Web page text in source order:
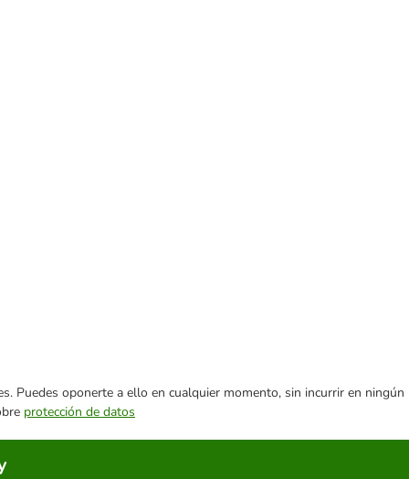
Puedes oponerte a ello en cualquier momento, sin incurrir en ningún
protección de datos